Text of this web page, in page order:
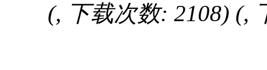
(, 下载次数: 2108) (,